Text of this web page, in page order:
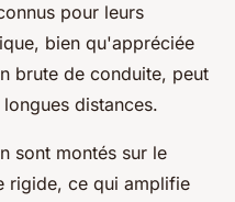
pour leurs
bien qu'appréciée
brute de conduite, peut
distances.
sont montés sur le
rigide, ce qui amplifie